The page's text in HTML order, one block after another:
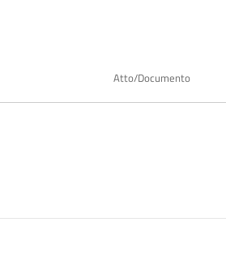
Atto/Documento